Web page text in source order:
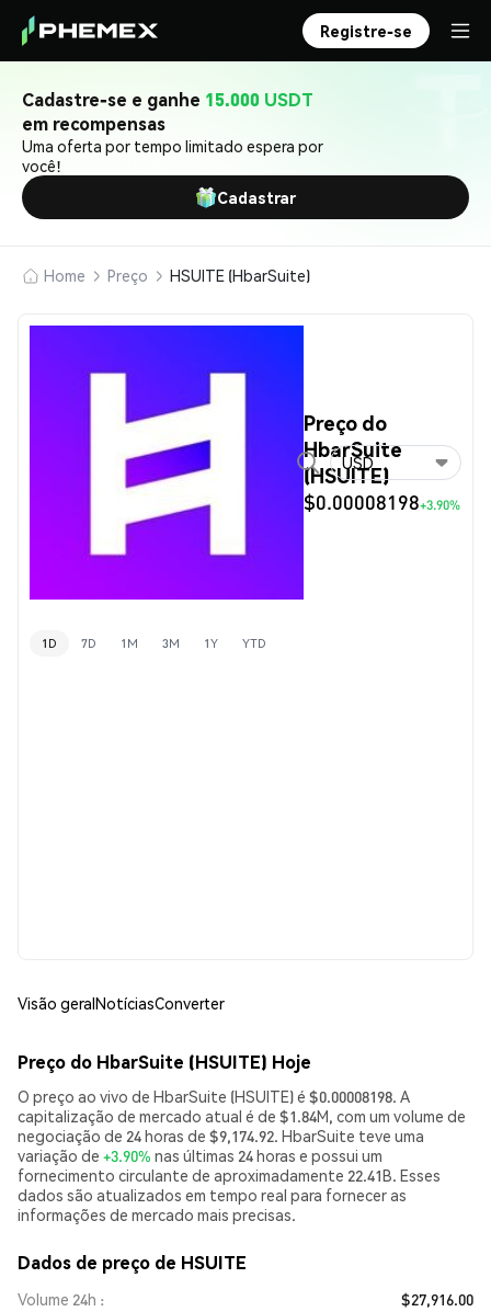
Registre-se
Cadastre-se e ganhe 15.000 USDT
em recompensas
Uma oferta por tempo limitado espera por
você!
Cadastrar
Home Preço HSUITE (HbarSuite)
Preço do
HbarSuite
(HSUITE)
$0.00008198+3.90%
USD
1D 7D 1M 3M 1Y YTD
Visão geralNotíciasConverter
Preço do HbarSuite (HSUITE) Hoje
O preço ao vivo de HbarSuite (HSUITE) é $0.00008198. A
capitalização de mercado atual é de $1.84M, com um volume de
negociação de 24 horas de $9,174.92. HbarSuite teve uma
variação de +3.90% nas últimas 24 horas e possui um
fornecimento circulante de aproximadamente 22.41B. Esses
dados são atualizados em tempo real para fornecer as
informações de mercado mais precisas.
Dados de preço de HSUITE
Volume 24h
$27,916.00